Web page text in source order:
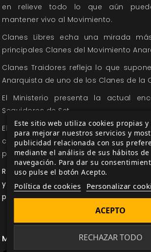
en relieve todo lo que aún
mantener vivo al Movimiento.
Clanes Libres echa una mirada
principales Clanes del Movimiento
Clanes Traidores refleja lo que
Anarquista de uno de los Clanes de la
El Ministerio presenta la actual
Seguidores de Set.
El libro incluye además varias
conocimientos pensadas
personajes Anarquistas.
Reserva tu manual deAnarquistas
y consigue, de regalo para las 500
pin con el símbolo del Clan Brujah
Me gusta esto
Este sitio web utiliza cookies propias y
para mejorar nuestros servicios y
publicidad relacionada con sus
mediante el análisis de sus hábitos de
navegación. Para dar su
uso pulse el botón Acepto.
Política de cookies Personalizar
RECHAZAR TODO
ACEPTO